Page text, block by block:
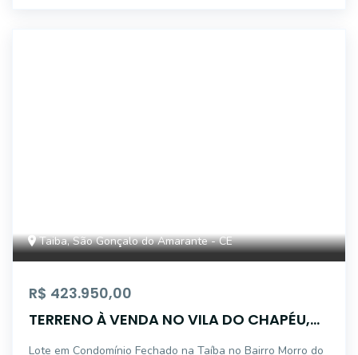
Taiba, São Gonçalo do Amarante - CE
R$ 423.950,00
TERRENO À VENDA NO VILA DO CHAPÉU,
Lote em Condomínio Fechado na Taíba no Bairro Morro do